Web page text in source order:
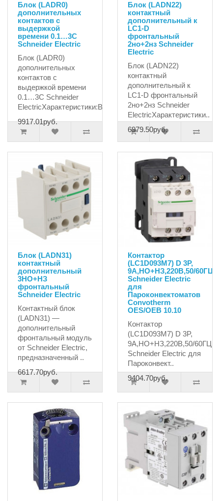
Блок (LADR0)
дополнительных
контактов с
выдержкой
времени 0.1…3С
Schneider Electric
Блок (LADR0)
дополнительных
контактов с
выдержкой времени
0.1…3С Schneider
ElectricХарактеристики:Вр..
9917.01руб.
Блок (LADN22)
контактный
дополнительный к
LC1-D
фронтальный
2но+2нз Schneider
Electric
Блок (LADN22)
контактный
дополнительный к
LC1-D фронтальный
2но+2нз Schneider
ElectricХарактеристики..
6979.50руб.
Блок (LADN31)
контактный
дополнительный
3НО+НЗ
фронтальный
Schneider Electric
Контактный блок
(LADN31) —
дополнительный
фронтальный модуль
от Schneider Electric,
предназначенный ..
6617.70руб.
Контактор
(LC1D093M7) D 3P,
9А,НО+НЗ,220В,50/
Schneider Electric
для
Пароконвектоматов
Convotherm
OES/OEB 10.10
Контактор
(LC1D093M7) D 3P,
9А,НО+НЗ,220В,50/
Schneider Electric для
Пароконвект..
9404.70руб.